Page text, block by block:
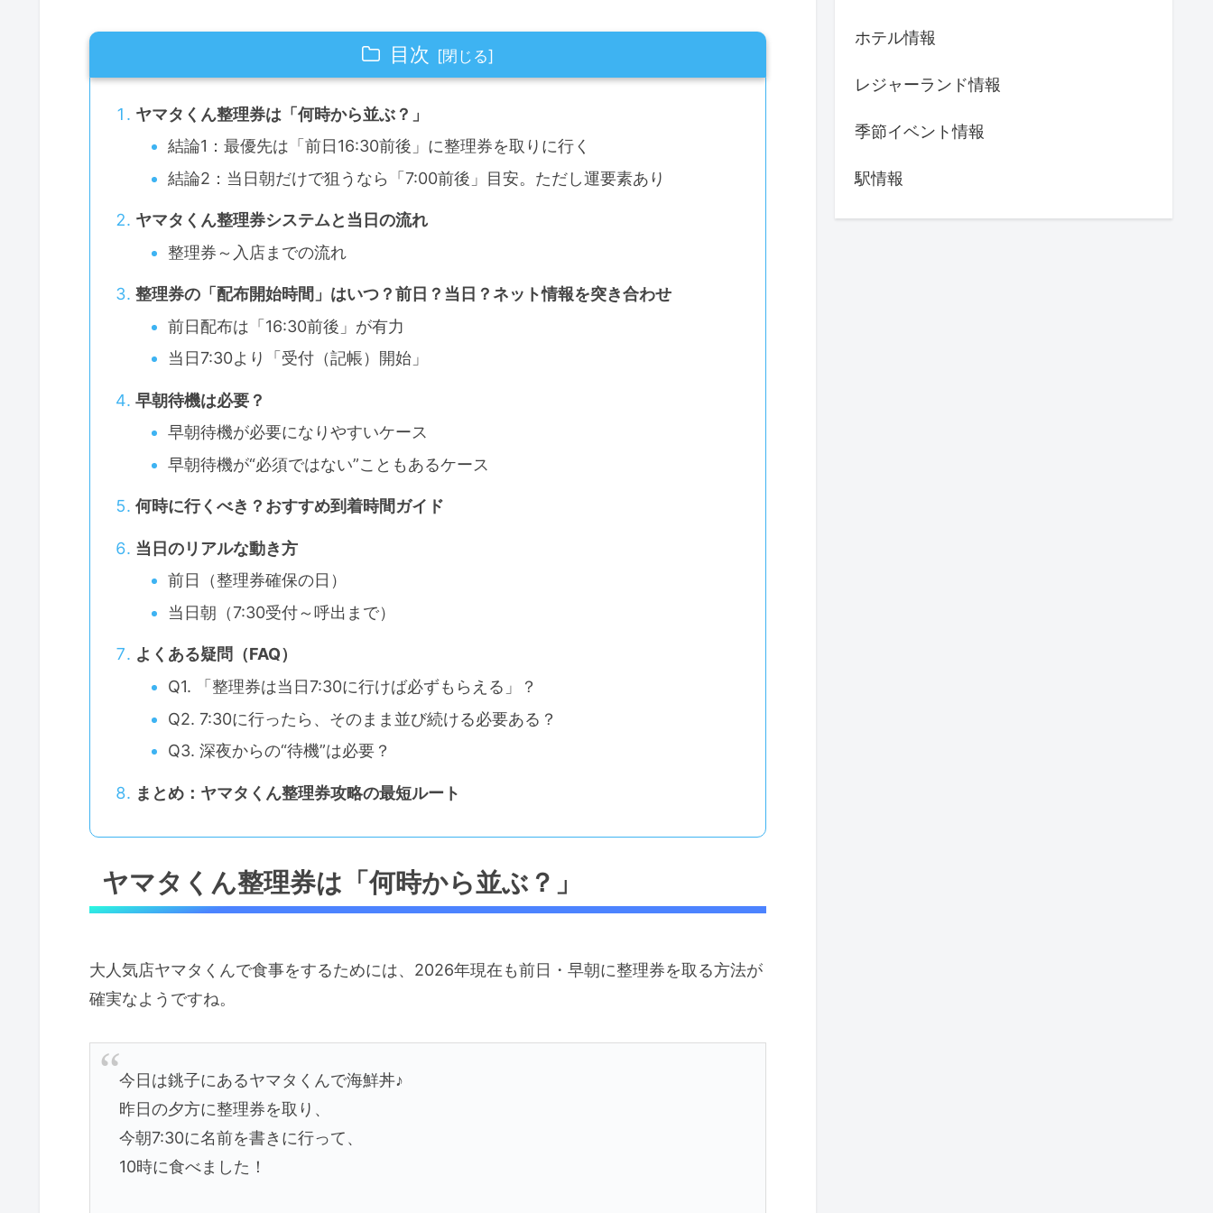
目次
ヤマタくん整理券は「何時から並ぶ？」
結論1：最優先は「前日16:30前後」に整理券を取りに行く
結論2：当日朝だけで狙うなら「7:00前後」目安。ただし運要素あり
ヤマタくん整理券システムと当日の流れ
整理券～入店までの流れ
整理券の「配布開始時間」はいつ？前日？当日？ネット情報を突き合わせ
前日配布は「16:30前後」が有力
当日7:30より「受付（記帳）開始」
早朝待機は必要？
早朝待機が必要になりやすいケース
早朝待機が“必須ではない”こともあるケース
何時に行くべき？おすすめ到着時間ガイド
当日のリアルな動き方
前日（整理券確保の日）
当日朝（7:30受付～呼出まで）
よくある疑問（FAQ）
Q1. 「整理券は当日7:30に行けば必ずもらえる」？
Q2. 7:30に行ったら、そのまま並び続ける必要ある？
Q3. 深夜からの“待機”は必要？
まとめ：ヤマタくん整理券攻略の最短ルート
ヤマタくん整理券は「何時から並ぶ？」
大人気店ヤマタくんで食事をするためには、2026年現在も前日・早朝に整理券を取る方法が
確実なようですね。
今日は銚子にあるヤマタくんで海鮮丼♪
昨日の夕方に整理券を取り、
今朝7:30に名前を書きに行って、
10時に食べました！
ホテル情報
レジャーランド情報
季節イベント情報
駅情報